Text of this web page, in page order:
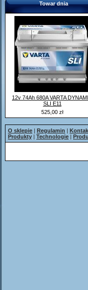
Towar dnia
12v 74Ah 680A VARTA
SLI E11
525,00 zł
O sklepie | Regulamin |
Produkty | Technologie |